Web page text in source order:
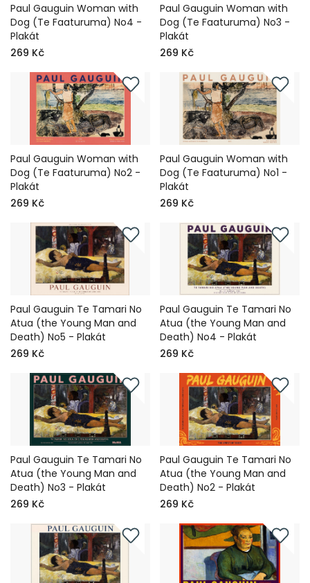
Paul Gauguin Woman with
Dog (Te Faaturuma) No4 -
Plakát
269 Kč
Paul Gauguin Woman with
Dog (Te Faaturuma) No3 -
Plakát
269 Kč
Paul Gauguin Woman with
Dog (Te Faaturuma) No2 -
Plakát
269 Kč
Paul Gauguin Woman with
Dog (Te Faaturuma) No1 -
Plakát
269 Kč
Paul Gauguin Te Tamari No
Atua (the Young Man and
Death) No5 - Plakát
269 Kč
Paul Gauguin Te Tamari No
Atua (the Young Man and
Death) No4 - Plakát
269 Kč
Paul Gauguin Te Tamari No
Atua (the Young Man and
Death) No3 - Plakát
269 Kč
Paul Gauguin Te Tamari No
Atua (the Young Man and
Death) No2 - Plakát
269 Kč